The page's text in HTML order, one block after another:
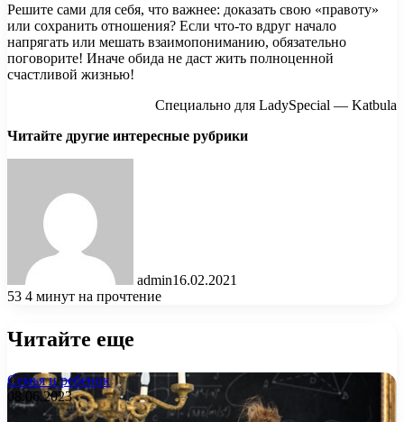
Решите сами для себя, что важнее: доказать свою «правоту»
или сохранить отношения? Если что-то вдруг начало
напрягать или мешать взаимопониманию, обязательно
поговорите! Иначе обида не даст жить полноценной
счастливой жизнью!
Специально для LadySpecial — Katbula
Читайте другие интересные рубрики
admin16.02.2021
53 4 минут на прочтение
Читайте еще
Семья и ребенок
08.06.2023